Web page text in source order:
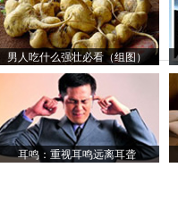
男人吃什么强壮必看（组图）
耳鸣：重视耳鸣远离耳聋